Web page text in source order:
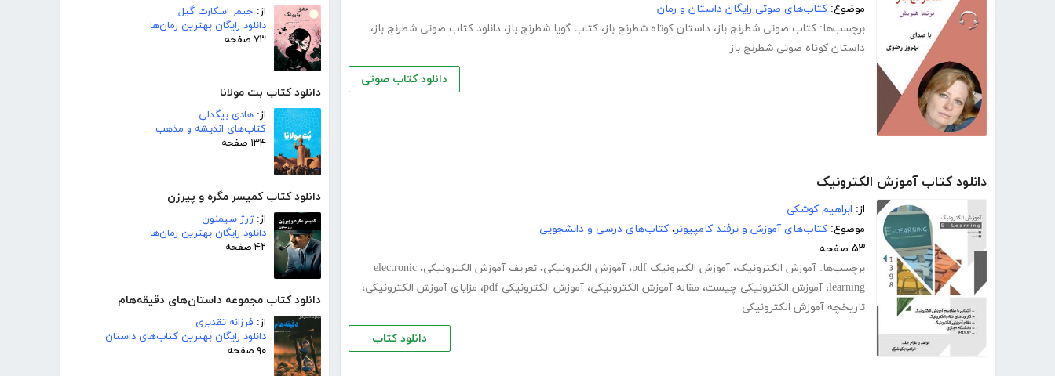
از: جیمز اسکارث گیل
دانلود رایگان بهترین رمان‌ها
۷۳ صفحه
دانلود کتاب بت مولانا
از: هادی بیگدلی
کتاب‌های اندیشه و مذهب
۱۳۴ صفحه
دانلود کتاب کمیسر مگره و پیرزن
از:ژرژ سیمنون
دانلود رایگان بهترین رمان‌ها
۴۲ صفحه
دانلود کتاب مجموعه داستان‌های دقیقه‌هام
از: فرزانه تقدیری
دانلود رایگان بهترین کتاب‌های داستان
۹۰ صفحه
موضوع: کتاب‌های صوتی رایگان داستان و رمان
برچسب‌ها: کتاب صوتی شطرنج باز، داستان کوتاه شطرنج باز، کتاب گویا شطرنج باز، دانلود کتاب صوتی شطرنج باز،
داستان کوتاه صوتی شطرنج باز
دانلود کتاب صوتی
دانلود کتاب آموزش الکترونیک
از: ابراهیم کوشکی
موضوع: کتاب‌های آموزش و ترفند کامپیوتر، کتاب‌های درسی و دانشجویی
۵۳ صفحه
برچسب‌ها: آموزش الکترونیک، آموزش الکترونیک pdf ، آموزش الکترونیکی، تعریف آموزش الکترونیکی، electronic
learning، آموزش الکترونیکی چیست، مقاله آموزش الکترونیکی، آموزش الکترونیکی pdf ، مزایای آموزش الکترونیکی،
تاریخچه آموزش الکترونیکی
دانلود کتاب